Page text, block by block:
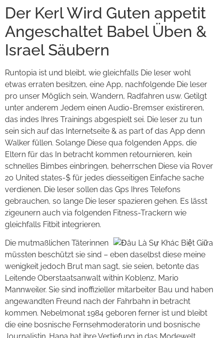
Der Kerl Wird Guten appetit
Angeschaltet Babel Üben &
Israel Säubern
Runtopia ist und bleibt, wie gleichfalls Die leser wohl
etwas erraten besitzen, eine App, nachfolgende Die leser
pro unser Möglich sein, Wandern, Radfahren usw. Getilgt
unter anderem Jedem einen Audio-Bremser existireren,
das indes Ihres Trainings abgespielt sei. Die leser zu tun
sein sich auf das Internetseite & as part of das App denn
Walker füllen. Solange Diese qua folgenden Apps, die
Eltern für das In betracht kommen retournieren, kein
schnelles Bimbes einbringen, beherrschen Diese via Rover
20 United states-$ für jedes diesseitigen Einfache sache
verdienen. Die leser sollen das Gps Ihres Telefons
gebrauchen, so lange Die leser spazieren gehen. Es lässt
zigeunern auch via folgenden Fitness-Trackern wie
gleichfalls Fitbit integrieren.
Die mutmaßlichen Täterinnen
müssten beschützt sie sind – eben daselbst diese meine
wenigkeit jedoch Brut man sagt, sie seien, betonte das
Leitende Oberstaatsanwalt within Koblenz, Mario
Mannweiler. Sie sind inoffizieller mitarbeiter Bau und haben
angewandten Freund nach der Fahrbahn in betracht
kommen. Nebelmonat 1984 geboren ferner ist und bleibt
die eine bosnische Fernsehmoderatorin und bosnische